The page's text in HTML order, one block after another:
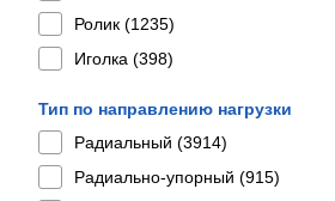
Ролик (1235)
Иголка (398)
Тип по направлению нагрузки
Радиальный (3914)
Радиально-упорный (915)